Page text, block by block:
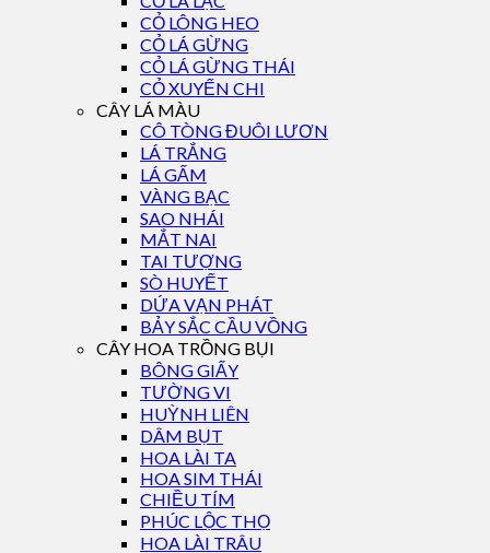
CỎ LÔNG HEO
CỎ LÁ GỪNG
CỎ LÁ GỪNG THÁI
CỎ XUYẾN CHI
CÂY LÁ MÀU
CÔ TÒNG ĐUÔI LƯƠN
LÁ TRẮNG
LÁ GẤM
VÀNG BẠC
SAO NHÁI
MẮT NAI
TAI TƯỢNG
SÒ HUYẾT
DỨA VẠN PHÁT
BẢY SẮC CẦU VỒNG
CÂY HOA TRỒNG BỤI
BÔNG GIẤY
TƯỜNG VI
HUỲNH LIÊN
DÂM BỤT
HOA LÀI TA
HOA SIM THÁI
CHIỀU TÍM
PHÚC LỘC THỌ
HOA LÀI TRÂU